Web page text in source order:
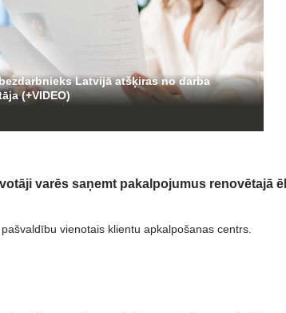
Latvijā atšķiras no darba
(+VIDEO)
varēs saņemt pakalpojumus renovētajā
vienotais klientu apkalpošanas centrs.